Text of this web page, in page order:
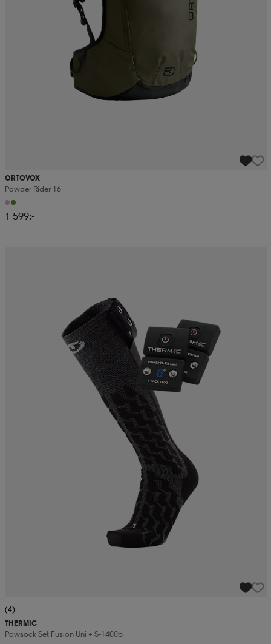
ORTOVOX
Powder Rider 16
1 599:-
(4)
THERMIC
Powsock Set Fusion Uni + S-1400b